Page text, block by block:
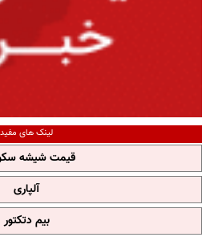
لینک های مفید
قیمت شیشه
آلپاری
بیم دتکتور